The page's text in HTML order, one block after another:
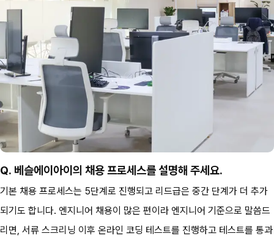
Q. 베슬에이아이의 채용 프로세스를 설명해 주세요.
기본 채용 프로세스는 5단계로 진행되고 리드급은 중간 단계가 더 추가
되기도 합니다. 엔지니어 채용이 많은 편이라 엔지니어 기준으로 말씀드
리면, 서류 스크리닝 이후 온라인 코딩 테스트를 진행하고 테스트를 통과